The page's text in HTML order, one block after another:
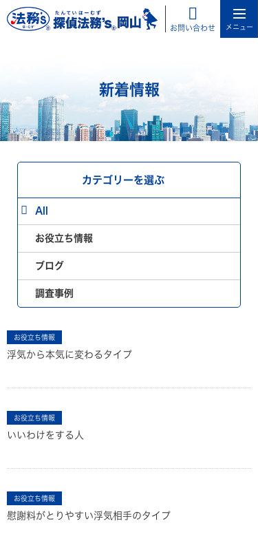
お問い合わせ
新着情報
カテゴリーを選ぶ
All
お役立ち情報
ブログ
調査事例
お役立ち情報
浮気から本気に変わるタイプ
お役立ち情報
いいわけをする人
お役立ち情報
慰謝料がとりやすい浮気相手のタイプ